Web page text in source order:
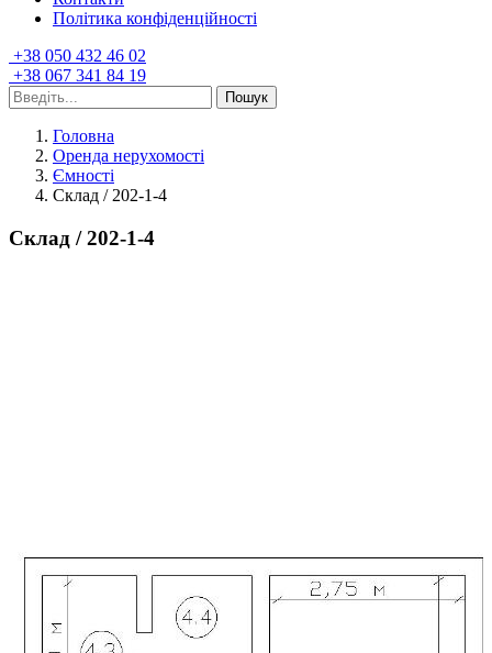
Політика конфіденційності
+38 050 432 46 02
+38 067 341 84 19
Пошук
Головна
Оренда нерухомості
Ємності
Склад / 202-1-4
Склад / 202-1-4